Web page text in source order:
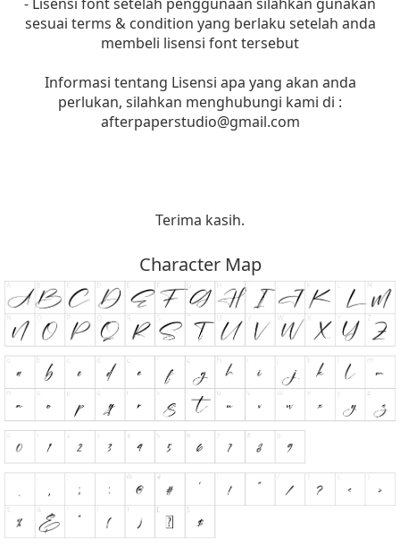
sesuai terms & condition yang berlaku setelah anda
membeli lisensi font tersebut
Informasi tentang Lisensi apa yang akan anda
perlukan, silahkan menghubungi kami di :
afterpaperstudio@gmail.com
Terima kasih.
Character Map